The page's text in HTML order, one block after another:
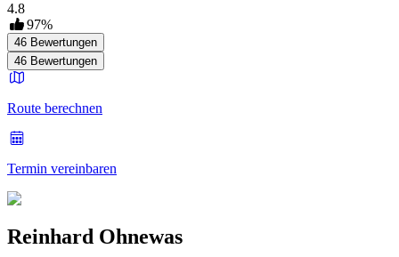
4.8
97%
46 Bewertungen
46 Bewertungen
Route berechnen
Termin vereinbaren
Reinhard Ohnewas